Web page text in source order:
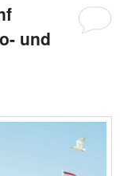
und